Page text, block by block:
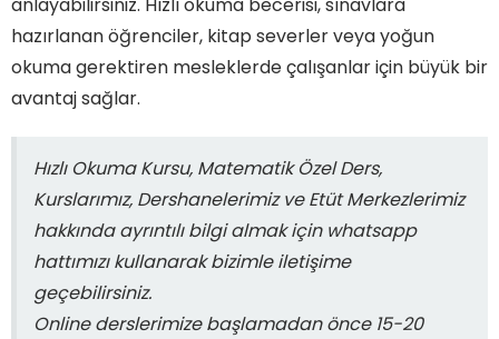
anlayabilirsiniz. Hızlı okuma becerisi, sınavlara
hazırlanan öğrenciler, kitap severler veya yoğun
okuma gerektiren mesleklerde çalışanlar için büyük bir
avantaj sağlar.
Hızlı Okuma Kursu, Matematik Özel Ders,
Kurslarımız, Dershanelerimiz ve Etüt Merkezlerimiz
hakkında ayrıntılı bilgi almak için whatsapp
hattımızı kullanarak bizimle iletişime
geçebilirsiniz.
Online derslerimize başlamadan önce 15-20